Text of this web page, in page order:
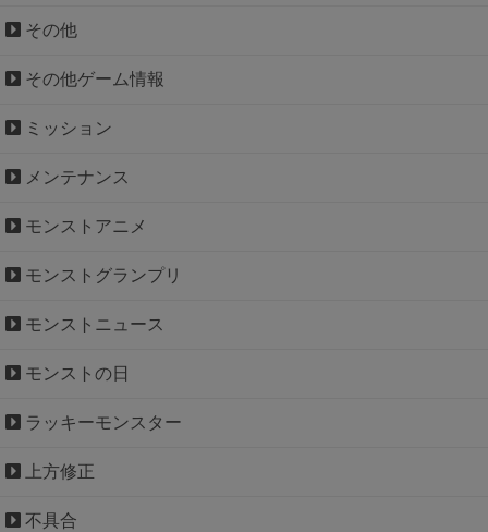
その他
その他ゲーム情報
ミッション
メンテナンス
モンストアニメ
モンストグランプリ
モンストニュース
モンストの日
ラッキーモンスター
上方修正
不具合